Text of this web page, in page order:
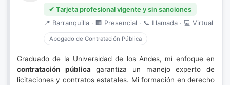
✔ Tarjeta profesional vigente y sin sanciones
📍 Barranquilla · 🏢 Presencial · 📞 Llamada · 💻 Virtual
Abogado de Contratación Pública
Graduado de la Universidad de los Andes, mi enfoque en
contratación pública garantiza un manejo experto de
licitaciones y contratos estatales. Mi formación en derecho